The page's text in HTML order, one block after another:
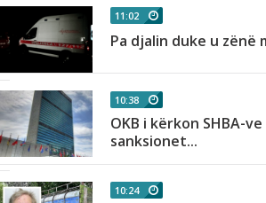
11:02
Pa djalin duke u zënë
10:38
OKB i kërkon SHBA-
sanksionet...
10:24